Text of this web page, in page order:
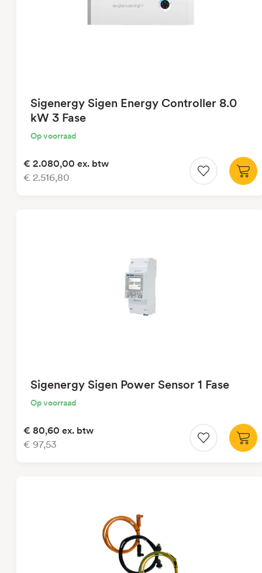
Sigenergy Sigen Energy Controller 8.0
kW 3 Fase
Op voorraad
€ 2.080,00 ex. btw
€ 2.516,80
Sigenergy Sigen Power Sensor 1 Fase
Op voorraad
€ 80,60 ex. btw
€ 97,53